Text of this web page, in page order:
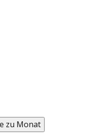
zu Monat